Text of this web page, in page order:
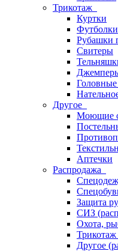
Трикотаж
Куртки
Футболки
Рубашки
Свитеры
Другое
Моющие
Аптечки
Распродажа
Защита
СИЗ
Охота,
Другое